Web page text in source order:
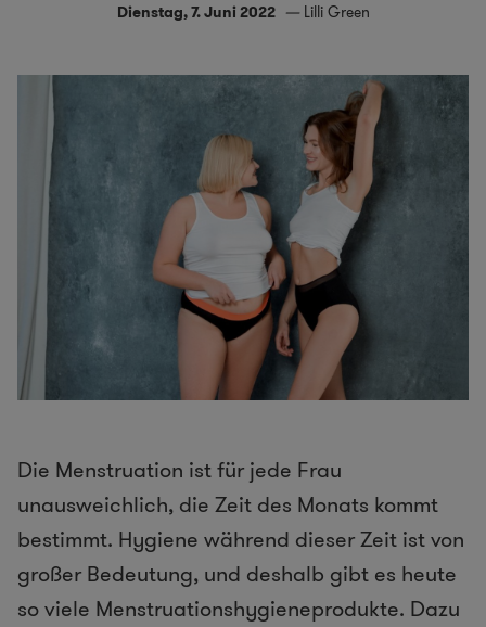
Dienstag, 7. Juni 2022 Lilli Green
Die Menstruation ist für jede Frau
unausweichlich, die Zeit des Monats kommt
bestimmt. Hygiene während dieser Zeit ist von
großer Bedeutung, und deshalb gibt es heute
so viele Menstruationshygieneprodukte. Dazu